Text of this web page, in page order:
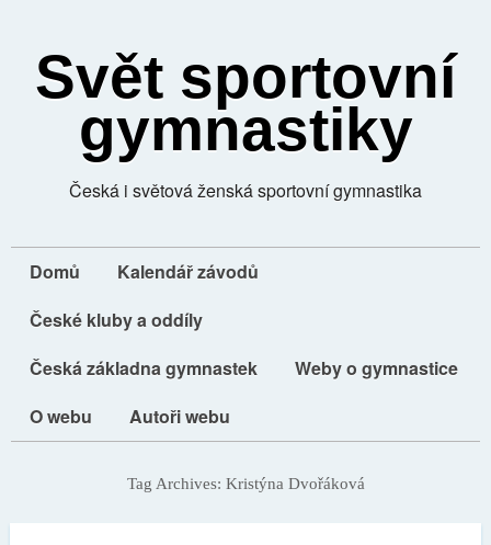
Svět sportovní
gymnastiky
Česká i světová ženská sportovní gymnastika
Domů
Kalendář závodů
České kluby a oddíly
Česká základna gymnastek
Weby o gymnastice
O webu
Autoři webu
Tag Archives: Kristýna Dvořáková